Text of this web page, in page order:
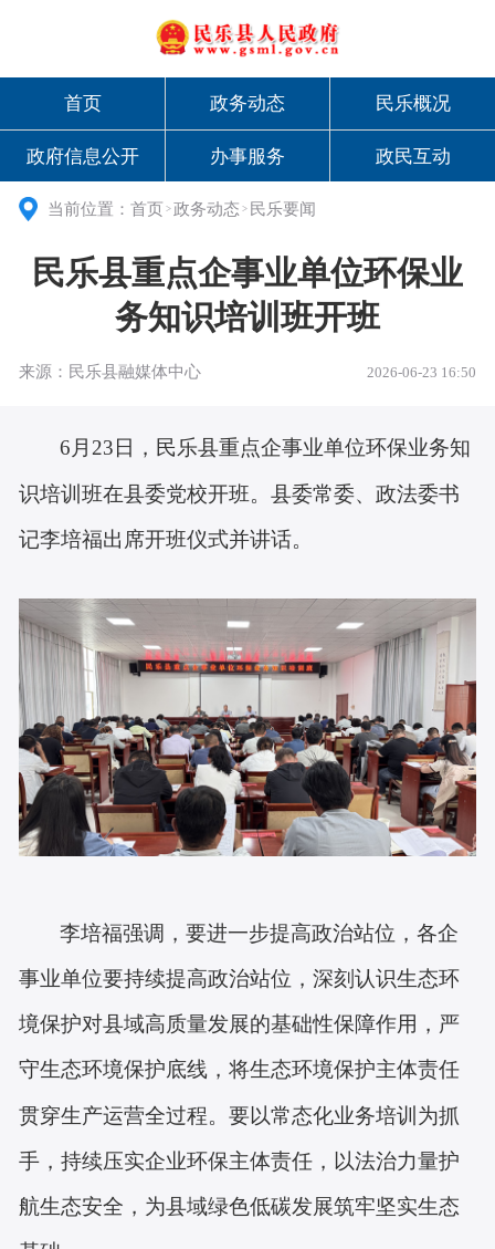
首页 政务动态 民乐概况
政府信息公开 办事服务 政民互动
当前位置：首页 > 政务动态 > 民乐要闻
民乐县重点企事业单位环保业
务知识培训班开班
来源：民乐县融媒体中心 2026-06-23 16:50
6月23日，民乐县重点企事业单位环保业务知
识培训班在县委党校开班。县委常委、政法委书
记李培福出席开班仪式并讲话。
李培福强调，要进一步提高政治站位，各企
事业单位要持续提高政治站位，深刻认识生态环
境保护对县域高质量发展的基础性保障作用，严
守生态环境保护底线，将生态环境保护主体责任
贯穿生产运营全过程。要以常态化业务培训为抓
手，持续压实企业环保主体责任，以法治力量护
航生态安全，为县域绿色低碳发展筑牢坚实生态